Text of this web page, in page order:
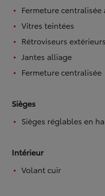
Fermeture centralisée
Vitres teintées
Rétroviseurs
Jantes alliage
Fermeture centralisée
Sièges
Sièges réglables en
Intérieur
Volant cuir